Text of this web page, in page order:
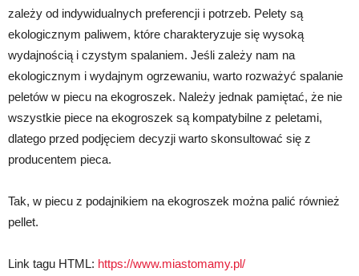
zależy od indywidualnych preferencji i potrzeb. Pelety są
ekologicznym paliwem, które charakteryzuje się wysoką
wydajnością i czystym spalaniem. Jeśli zależy nam na
ekologicznym i wydajnym ogrzewaniu, warto rozważyć spalanie
peletów w piecu na ekogroszek. Należy jednak pamiętać, że nie
wszystkie piece na ekogroszek są kompatybilne z peletami,
dlatego przed podjęciem decyzji warto skonsultować się z
producentem pieca.
Tak, w piecu z podajnikiem na ekogroszek można palić również
pellet.
Link tagu HTML: https://www.miastomamy.pl/